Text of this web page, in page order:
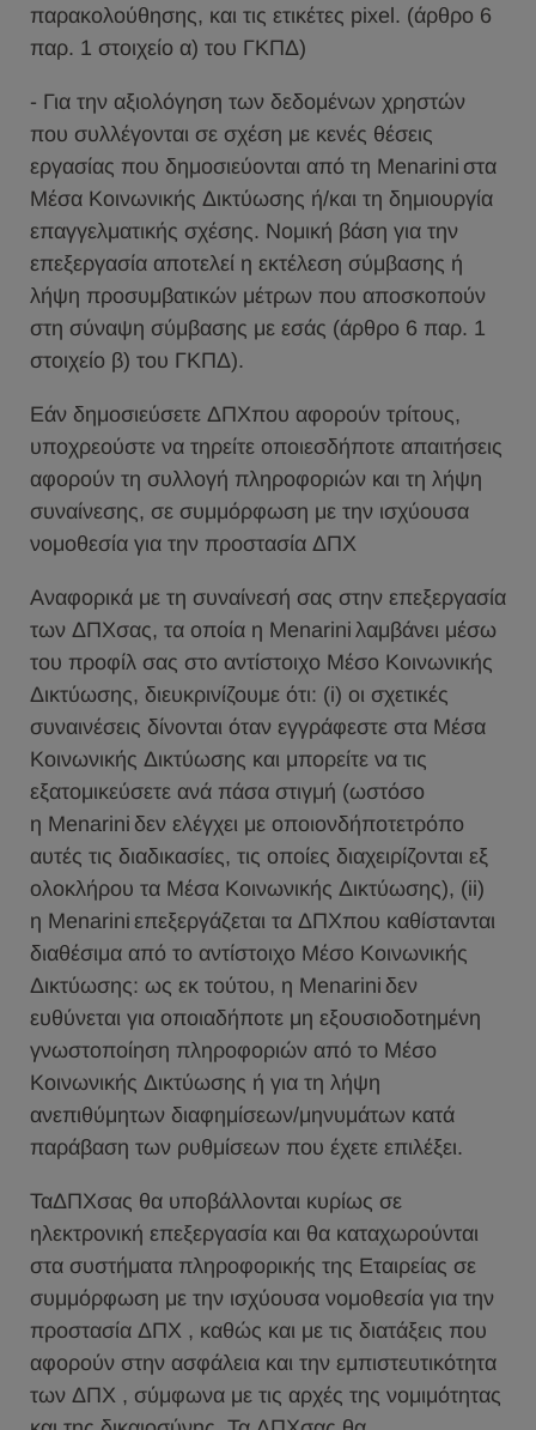
παρακολούθησης, και τις ετικέτες pixel. (άρθρο 6
παρ. 1 στοιχείο α) του ΓΚΠΔ)
- Για την αξιολόγηση των δεδομένων χρηστών
που συλλέγονται σε σχέση με κενές θέσεις
εργασίας που δημοσιεύονται από τη Menarini στα
Μέσα Κοινωνικής Δικτύωσης ή/και τη δημιουργία
επαγγελματικής σχέσης. Νομική βάση για την
επεξεργασία αποτελεί η εκτέλεση σύμβασης ή
λήψη προσυμβατικών μέτρων που αποσκοπούν
στη σύναψη σύμβασης με εσάς (άρθρο 6 παρ. 1
στοιχείο β) του ΓΚΠΔ).
Εάν δημοσιεύσετε ΔΠΧπου αφορούν τρίτους,
υποχρεούστε να τηρείτε οποιεσδήποτε απαιτήσεις
αφορούν τη συλλογή πληροφοριών και τη λήψη
συναίνεσης, σε συμμόρφωση με την ισχύουσα
νομοθεσία για την προστασία ΔΠΧ
Αναφορικά με τη συναίνεσή σας στην επεξεργασία
των ΔΠΧσας, τα οποία η Menarini λαμβάνει μέσω
του προφίλ σας στο αντίστοιχο Μέσο Κοινωνικής
Δικτύωσης, διευκρινίζουμε ότι: (i) οι σχετικές
συναινέσεις δίνονται όταν εγγράφεστε στα Μέσα
Κοινωνικής Δικτύωσης και μπορείτε να τις
εξατομικεύσετε ανά πάσα στιγμή (ωστόσο
η Menarini δεν ελέγχει με οποιονδήποτετρόπο
αυτές τις διαδικασίες, τις οποίες διαχειρίζονται εξ
ολοκλήρου τα Μέσα Κοινωνικής Δικτύωσης), (ii)
η Menarini επεξεργάζεται τα ΔΠΧπου καθίστανται
διαθέσιμα από το αντίστοιχο Μέσο Κοινωνικής
Δικτύωσης: ως εκ τούτου, η Menarini δεν
ευθύνεται για οποιαδήποτε μη εξουσιοδοτημένη
γνωστοποίηση πληροφοριών από το Μέσο
Κοινωνικής Δικτύωσης ή για τη λήψη
ανεπιθύμητων διαφημίσεων/μηνυμάτων κατά
παράβαση των ρυθμίσεων που έχετε επιλέξει.
ΤαΔΠΧσας θα υποβάλλονται κυρίως σε
ηλεκτρονική επεξεργασία και θα καταχωρούνται
στα συστήματα πληροφορικής της Εταιρείας σε
συμμόρφωση με την ισχύουσα νομοθεσία για την
προστασία ΔΠΧ , καθώς και με τις διατάξεις που
αφορούν στην ασφάλεια και την εμπιστευτικότητα
των ΔΠΧ , σύμφωνα με τις αρχές της νομιμότητας